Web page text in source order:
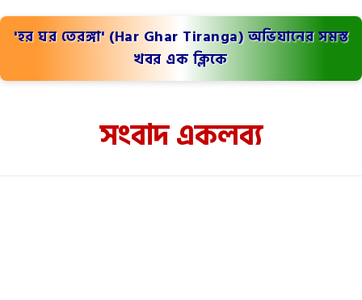
'হর ঘর তেরঙ্গা' (Har Ghar Tiranga) অভিযানের সমস্ত
খবর এক ক্লিকে
সংবাদ একলব্য